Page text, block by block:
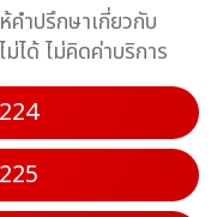
คำปรึกษาเกี่ยวกับ
ด้ ไม่คิดค่าบริการ